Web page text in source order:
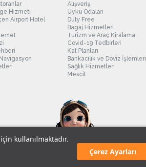
kullanılmaktadır.
Çerez Ayarları
Alışveriş
Hizmeti
Uyku Odaları
Airport Hotel
Duty Free
Bagaj Hizmetleri
Turizm ve Araç Kiralama
Covid-19 Tedbirleri
Kat Planları
Bankacılık ve Döviz İşlemleri
Sağlık Hizmetleri
Mescit